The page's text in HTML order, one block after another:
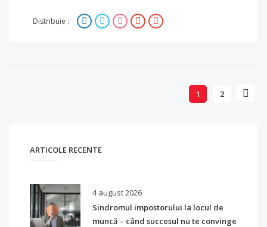
Distribuie :
1 2
ARTICOLE RECENTE
4 august 2026
Sindromul impostorului la locul de
muncă – când succesul nu te convinge